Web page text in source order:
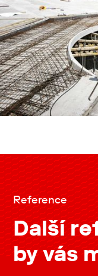
Reference
Další
by vás